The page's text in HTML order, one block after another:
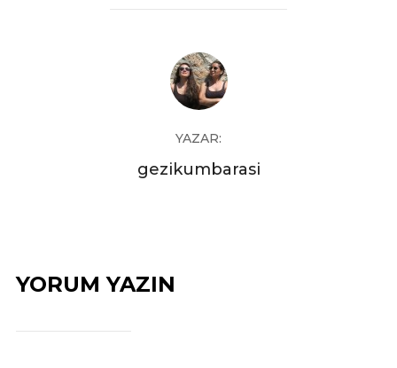
YAZAR:
gezikumbarasi
YORUM YAZIN